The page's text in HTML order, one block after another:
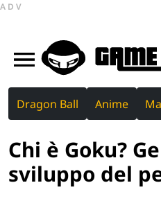
ADV
Dragon Ball Anime
Chi è Goku?
sviluppo del